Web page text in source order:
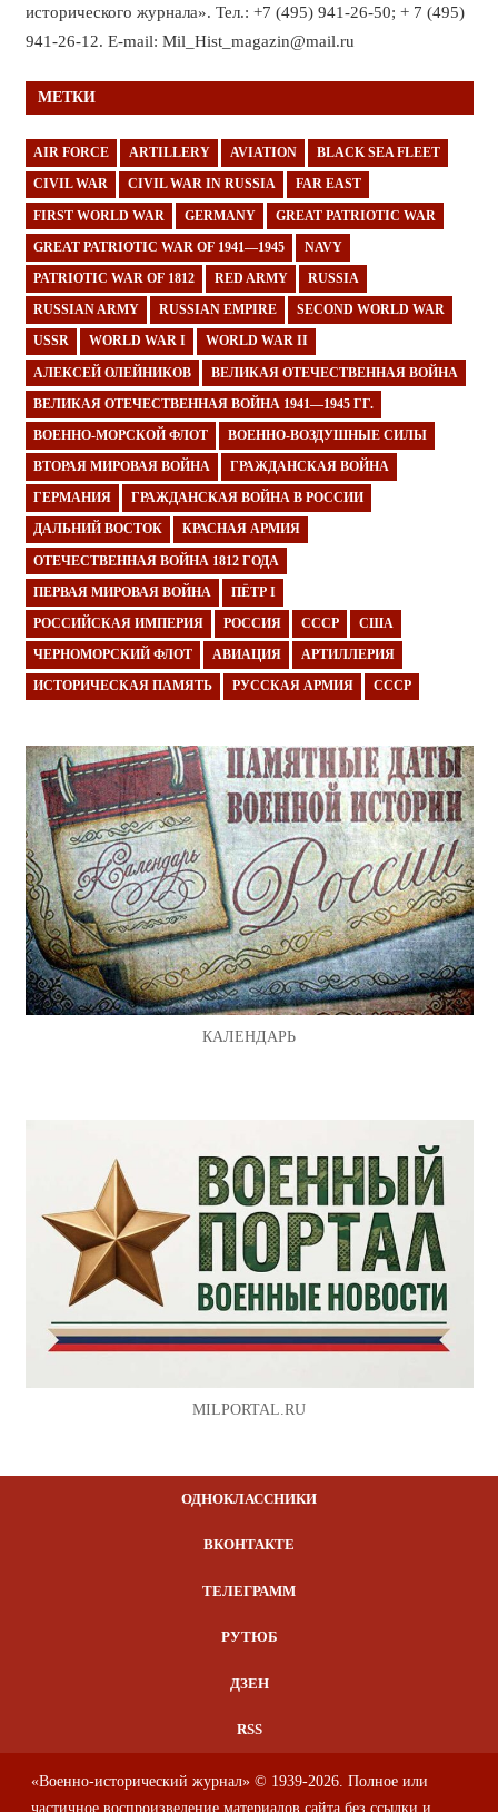
исторического журнала». Тел.: +7 (495) 941-26-50; + 7 (495)
941-26-12. E-mail: Mil_Hist_magazin@mail.ru
МЕТКИ
AIR FORCE ARTILLERY AVIATION BLACK SEA FLEET
CIVIL WAR CIVIL WAR IN RUSSIA FAR EAST
FIRST WORLD WAR GERMANY GREAT PATRIOTIC WAR
GREAT PATRIOTIC WAR OF 1941—1945 NAVY
PATRIOTIC WAR OF 1812 RED ARMY RUSSIA
RUSSIAN ARMY RUSSIAN EMPIRE SECOND WORLD WAR
USSR WORLD WAR I WORLD WAR II
АЛЕКСЕЙ ОЛЕЙНИКОВ ВЕЛИКАЯ ОТЕЧЕСТВЕННАЯ ВОЙНА
ВЕЛИКАЯ ОТЕЧЕСТВЕННАЯ ВОЙНА 1941—1945 ГГ.
ВОЕННО-МОРСКОЙ ФЛОТ ВОЕННО-ВОЗДУШНЫЕ СИЛЫ
ВТОРАЯ МИРОВАЯ ВОЙНА ГРАЖДАНСКАЯ ВОЙНА
ГЕРМАНИЯ ГРАЖДАНСКАЯ ВОЙНА В РОССИИ
ДАЛЬНИЙ ВОСТОК КРАСНАЯ АРМИЯ
ОТЕЧЕСТВЕННАЯ ВОЙНА 1812 ГОДА
ПЕРВАЯ МИРОВАЯ ВОЙНА ПЁТР I
РОССИЙСКАЯ ИМПЕРИЯ РОССИЯ СССР США
ЧЕРНОМОРСКИЙ ФЛОТ АВИАЦИЯ АРТИЛЛЕРИЯ
ИСТОРИЧЕСКАЯ ПАМЯТЬ РУССКАЯ АРМИЯ СССР
КАЛЕНДАРЬ
MILPORTAL.RU
ОДНОКЛАССНИКИ
ВКОНТАКТЕ
ТЕЛЕГРАММ
РУТЮБ
ДЗЕН
RSS
«Военно-исторический журнал» © 1939-2026. Полное или
частичное воспроизведение материалов сайта без ссылки и